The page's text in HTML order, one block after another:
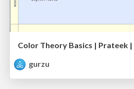
Color Theory Basics | Prateek |
gurzu